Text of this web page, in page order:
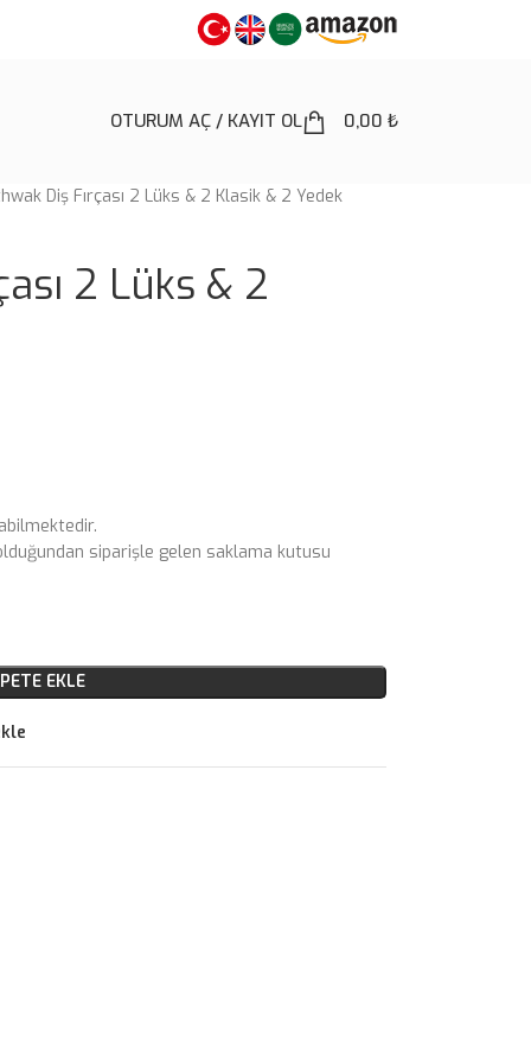
OTURUM AÇ / KAYIT OL 0,00 ₺
Diş Fırçası 2 Lüks & 2 Klasik & 2 Yedek
2 Lüks & 2
siparişle gelen saklama kutusu
EKLE